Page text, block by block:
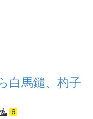
白馬鑓、杓子
6